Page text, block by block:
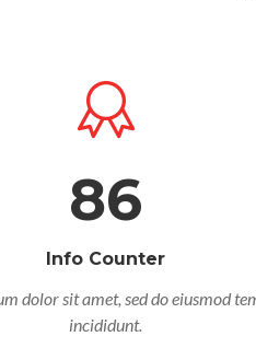
86
Info Counter
dolor sit amet, sed do eiusmod
incididunt.